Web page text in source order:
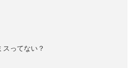
ってない？